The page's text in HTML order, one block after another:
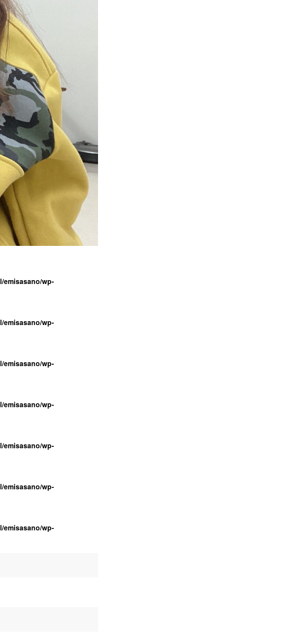
emisasano/wp-
emisasano/wp-
emisasano/wp-
emisasano/wp-
emisasano/wp-
emisasano/wp-
emisasano/wp-